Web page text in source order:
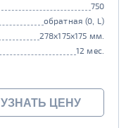
750
обратная (0, L)
278x175x175 мм.
12 мес.
УЗНАТЬ ЦЕНУ